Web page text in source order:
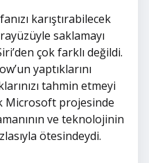
karıştırabilecek
saklamayı
çok farklı değildi.
yaptıklarını
tahmin etmeyi
Microsoft projesinde
ve teknolojinin
ötesindeydi.